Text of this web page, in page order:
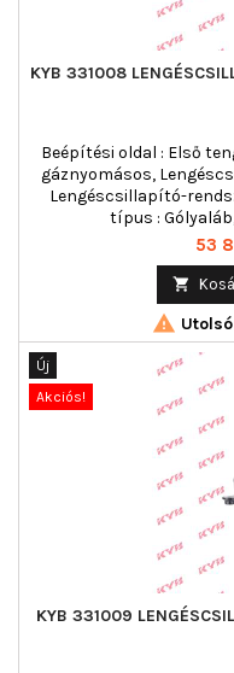
KYB 331008
Beépítési oldal : Első
gáznyomásos,
Lengéscsillapító-
típus :
Ár
53


Új
Akciós!
KYB 331009